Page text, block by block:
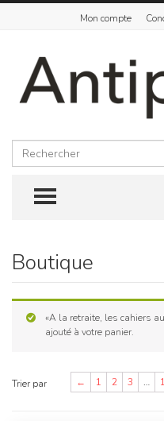
Mon compte
Rechercher
TOGGLE
Skip
content
Boutique
«A la retraite, les cahiers
ajouté à votre panier.
Trier par ← 1 2 3 …